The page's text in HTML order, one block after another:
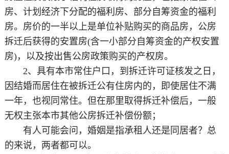
房、计划经济下分配的福利房、部分自筹资金的福利
房。房价的一半以上是单位补贴购买的商品房，公房
拆迁后获得的安置房(含一小部分自筹资金的产权安置
房)，以及按出售公房政策购买的产权房。
2、具有本市常住户口，到拆迁许可证核发之日，
因结婚而居住在被拆迁公有住房内的，即使居住不满
一年，也视同常住。但在那里取得拆迁补偿后，一般
无权主张本市其他公房拆迁补偿份额；
有人可能会问，婚姻是指承租人还是同居者？总
的来说，两者都可以。